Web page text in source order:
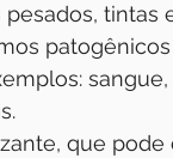
pesados, tintas
que pode